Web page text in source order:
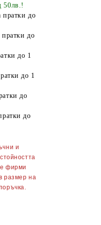
50лв.!
до
до
до 1
до 1
до
до
и
фирми
размер на